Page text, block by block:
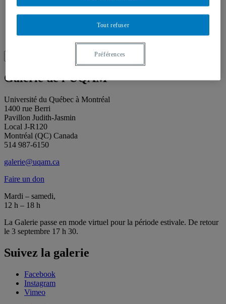
Recherche placeholder
for:
Galerie de l’UQAM
Université du Québec à Montréal
1400 rue Berri
Pavillon Judith-Jasmin
Local J-R120
Montréal (QC) Canada
514 987-6150
galerie@uqam.ca
Faire un don
Mardi – samedi,
12 h – 18 h
La Galerie passe en mode virtuel pour la période estivale. De retour
le 3 septembre 17 h 30.
Suivez la galerie
Facebook
Instagram
Vimeo
Tout refuser
Préférences